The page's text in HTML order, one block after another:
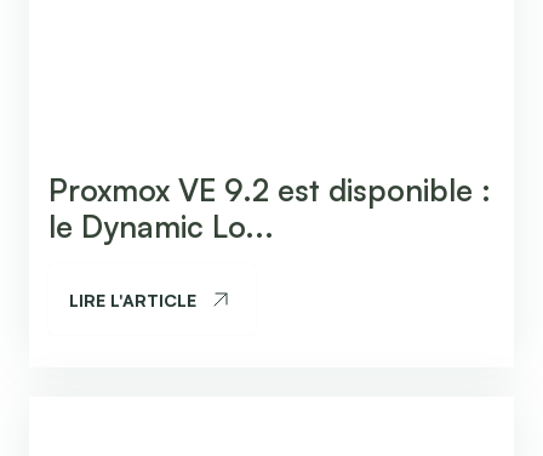
Proxmox VE 9.2 est disponible :
le Dynamic Lo...
LIRE L'ARTICLE